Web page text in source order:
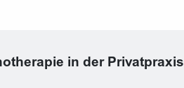
in der Privatpraxis